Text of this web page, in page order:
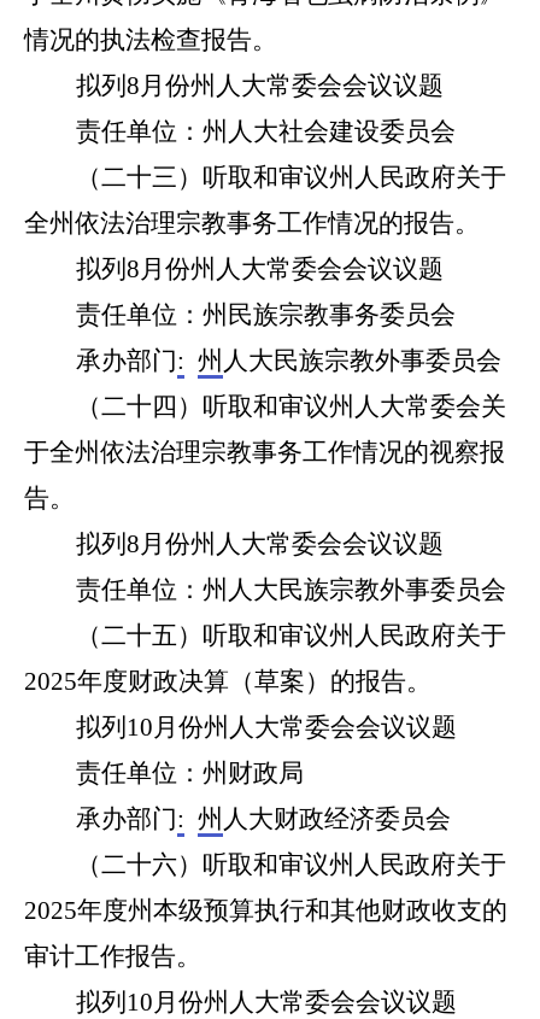
情况的执法检查报告。
拟列 8月份州人大常委会会议议题
责任单位：州人大社会建设委员会
（二十三）听取和审议州人民政府关于
全州依法治理宗教事务工作情况的报告。
拟列 8月份州人大常委会会议议题
责任单位：州 民族宗教事务委员会
承办部门: 州 人大民族宗教外事委员会
（二十四 ）听取和审议州人大常委会关
于全州依法治理宗教事务工作情况的视察报
告。
拟列 8月份州人大常委会会议议题
责任单位：州人大民族宗教外事委员会
（二十五）听取和审议州人民政府关于
2025年度财政决算（草案）的报告。
拟列10月份州人大常委会会议议题
责任单位：州 财政局
承办部门: 州 人大财政经济委员会
（二十六）听取和审议州人民政府关于
2025年度州本级预算执行和其他财政收支的
审计工作报告。
拟列10月份州人大常委会会议议题